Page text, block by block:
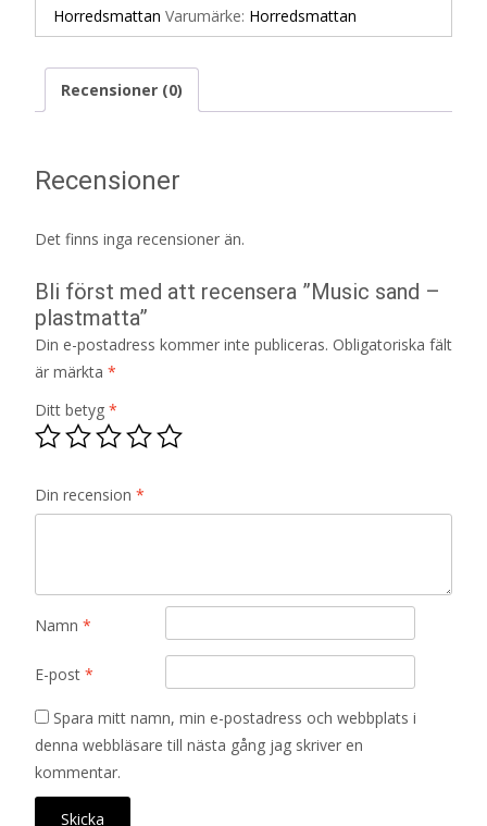
Horredsmattan Varumärke: Horredsmattan
Recensioner (0)
Recensioner
Det finns inga recensioner än.
Bli först med att recensera ”Music sand –
plastmatta”
Din e-postadress kommer inte publiceras. Obligatoriska fält
är märkta *
Ditt betyg *
Din recension *
Namn *
E-post *
Spara mitt namn, min e-postadress och webbplats i
denna webbläsare till nästa gång jag skriver en
kommentar.